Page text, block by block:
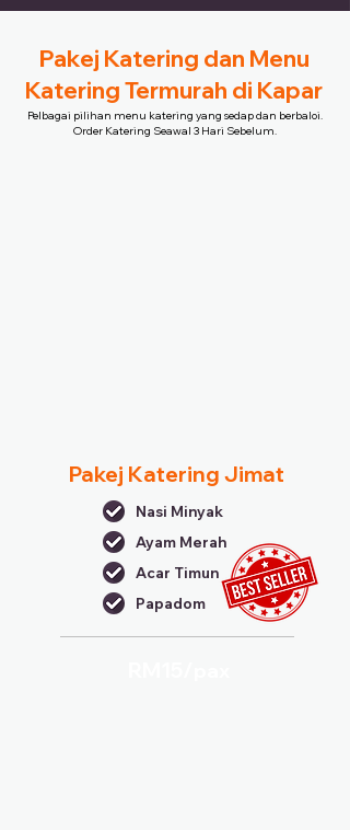
Pakej Katering dan Menu
Katering Termurah di Kapar
Pelbagai pilihan menu katering yang sedap dan berbaloi.
Order Katering Seawal 3 Hari Sebelum.
Pakej Katering Jimat
Nasi Minyak
Ayam Merah
Acar Timun
Papadom